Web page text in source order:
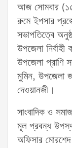
আজ সোমবার
রুমে ইপসার
সভাপতিত্বে
উপজেলা
উপজেলা প্রাণি
মুমিন, উপজেলা
দেওয়ানজী।
সাংবাদিক ও
মূল প্রবন্ধ
অফিসার